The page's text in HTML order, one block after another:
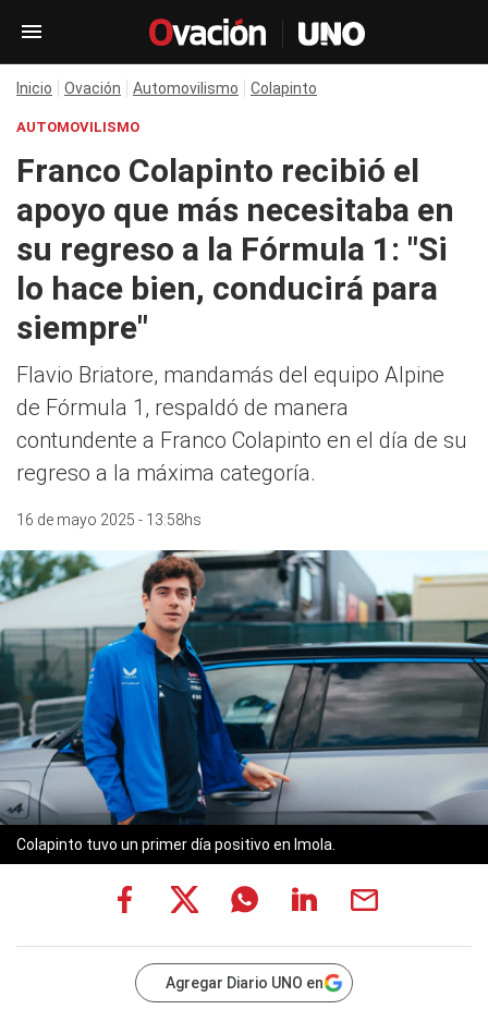
Inicio Ovación Automovilismo Colapinto
AUTOMOVILISMO
Franco Colapinto recibió el
apoyo que más necesitaba en
su regreso a la Fórmula 1: "Si
lo hace bien, conducirá para
siempre"
Flavio Briatore, mandamás del equipo Alpine
de Fórmula 1, respaldó de manera
contundente a Franco Colapinto en el día de su
regreso a la máxima categoría.
16 de mayo 2025 - 13:58hs
Colapinto tuvo un primer día positivo en Imola.
Agregar Diario UNO en